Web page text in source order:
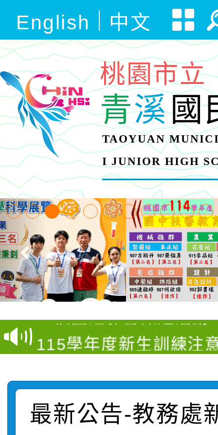
English 中文
桃園市立
青溪國
TAOYUAN
I JUNIOR HIGH
【甄選結果(第3招)】
學年度第1學期第9次代
桃園市家庭教育中心「
「祖孫樂淘桃」、「愛
站幸福系列講座及成長
報，惠請貴機關(學校)
員」簡章及活動海報，
115學年度新生訓練注
結果
【甄選結果(第10招)】
學年度第1學期第7次代
【甄選結果(第2招)】
最新公告-教務處